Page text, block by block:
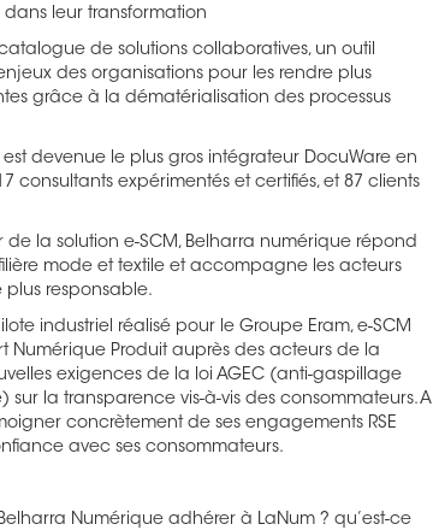
leur transformation
catalogue de solutions collaboratives, un outil
des organisations pour les rendre plus
grâce à la dématérialisation des processus
devenue le plus gros intégrateur DocuWare en
consultants expérimentés et certifiés, et 87 clients
de la solution e-SCM, Belharra numérique répond
mode et textile et accompagne les acteurs
responsable.
industriel réalisé pour le Groupe Eram, e-SCM
Numérique Produit auprès des acteurs de la
exigences de la loi AGEC (anti-gaspillage
la transparence vis-à-vis des consommateurs. A
concrètement de ses engagements RSE
avec ses consommateurs.
Numérique adhérer à LaNum ? qu’est-ce